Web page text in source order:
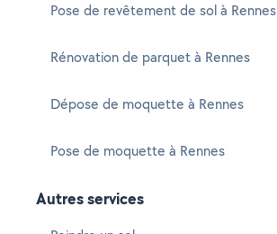
Pose de revêtement de sol à Rennes
Rénovation de parquet à Rennes
Dépose de moquette à Rennes
Pose de moquette à Rennes
Autres services